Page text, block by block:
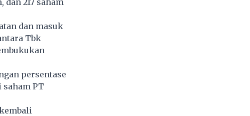
dan masuk
Tbk
persentase
PT